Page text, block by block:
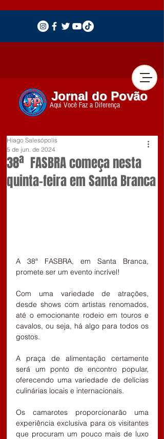
Jornal do Povão
Aqui Você Faz a Diferença
38ª FASBRA começa nesta
quinta-feira em Santa Branca
Hiago Salesópolis
5 de jun. de 2024
A 38ª FASBRA, em Santa Branca,
promete ser um evento incrível!
Com uma variedade de atrações,
desde shows com artistas renomados,
até o emocionante rodeio em touros e
cavalos, ou seja, há algo para todos os
gostos.
A praça de alimentação certamente
será um ponto de encontro popular,
oferecendo uma variedade de delícias
culinárias locais e internacionais.
Os camarotes proporcionarão uma
experiência exclusiva para os visitantes
que procuram um pouco mais de luxo